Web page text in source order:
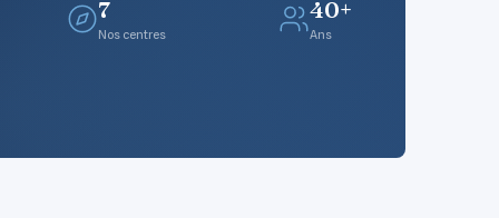
7
Nos centres
40+
Ans